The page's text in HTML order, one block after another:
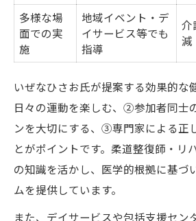
多様な場
面での実
施
地域イベント・デ
イサービス等でも
指導
介
減
いぜなひさお氏が提案する効果的
日々の運動を楽しむ、②参加者同士
ンを大切にする、③専門家による正
とがポイントです。柔道整復師・リ
の知識を活かし、医学的根拠に基づ
ムを提供しています。
また、デイサービスや包括支援セン